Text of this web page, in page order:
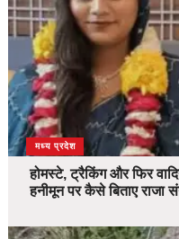
देश
मध्य प्रदेश
होमस्टे, ट्रैकिंग और फिर
हनीमून पर कैसे बिताए राजा